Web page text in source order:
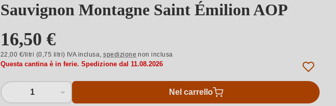
Sauvignon Montagne Saint Émilion AOP
16,50 €
22,00 €/litri (0,75 litri) IVA inclusa,spedizione non inclusa
Questa cantina è in ferie. Spedizione dal 11.08.2026
1 Nel carrello